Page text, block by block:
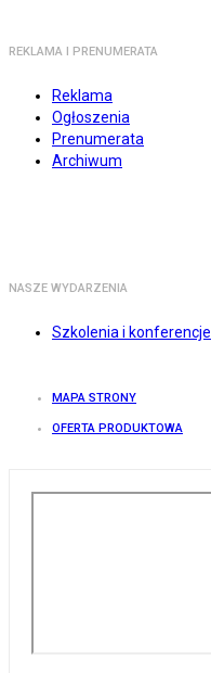
REKLAMA I PRENUMERATA
Reklama
Ogłoszenia
Prenumerata
Archiwum
NASZE WYDARZENIA
Szkolenia i konferencje
MAPA STRONY
OFERTA PRODUKTOWA